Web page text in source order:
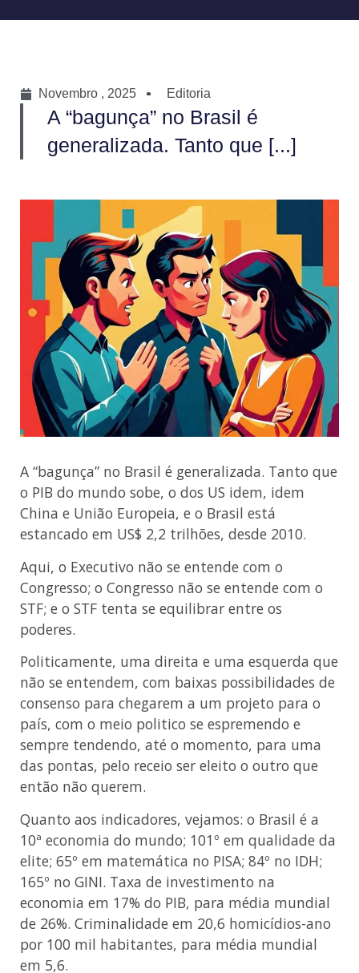
Novembro , 2025 Editoria
A “bagunça” no Brasil é
generalizada. Tanto que [...]
A “bagunça” no Brasil é generalizada. Tanto que
o PIB do mundo sobe, o dos US idem, idem
China e União Europeia, e o Brasil está
estancado em US$ 2,2 trilhões, desde 2010.
Aqui, o Executivo não se entende com o
Congresso; o Congresso não se entende com o
STF; e o STF tenta se equilibrar entre os
poderes.
Politicamente, uma direita e uma esquerda que
não se entendem, com baixas possibilidades de
consenso para chegarem a um projeto para o
país, com o meio politico se espremendo e
sempre tendendo, até o momento, para uma
das pontas, pelo receio ser eleito o outro que
então não querem.
Quanto aos indicadores, vejamos: o Brasil é a
10ª economia do mundo; 101º em qualidade da
elite; 65º em matemática no PISA; 84º no IDH;
165º no GINI. Taxa de investimento na
economia em 17% do PIB, para média mundial
de 26%. Criminalidade em 20,6 homicídios-ano
por 100 mil habitantes, para média mundial
em 5,6.